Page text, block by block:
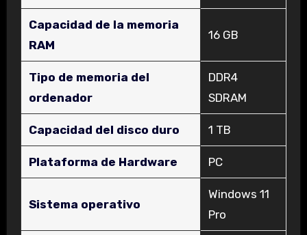
Capacidad de la memoria
RAM
‎16 GB
Tipo de memoria del
ordenador
‎DDR4
SDRAM
Capacidad del disco duro ‎1 TB
Plataforma de Hardware ‎PC
Sistema operativo
‎Windows 11
Pro